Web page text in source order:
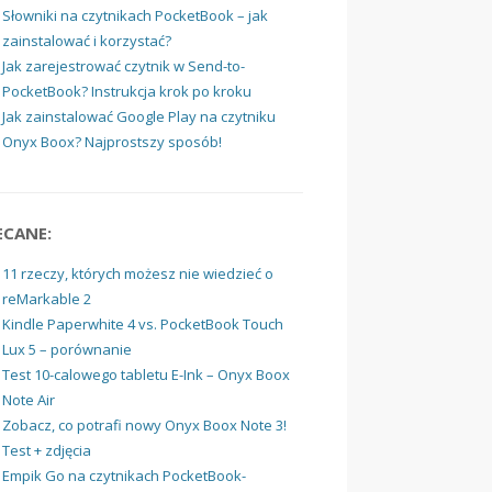
Słowniki na czytnikach PocketBook – jak
zainstalować i korzystać?
Jak zarejestrować czytnik w Send-to-
PocketBook? Instrukcja krok po kroku
Jak zainstalować Google Play na czytniku
Onyx Boox? Najprostszy sposób!
11 rzeczy, których możesz nie wiedzieć o
reMarkable 2
Kindle Paperwhite 4 vs. PocketBook Touch
Lux 5 – porównanie
Test 10-calowego tabletu E-Ink – Onyx Boox
Note Air
Zobacz, co potrafi nowy Onyx Boox Note 3!
Test + zdjęcia
Empik Go na czytnikach PocketBook-